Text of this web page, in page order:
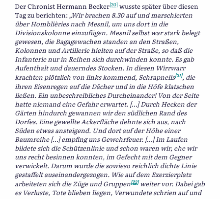
Der Chronist Hermann Becker[20] wusste später über diesen
Tag zu berichten: „Wir brachen 8.30 auf und marschierten
über Homblièries nach Mesnil, um uns dort in die
Divisionskolonne einzufügen. Mesnil selbst war stark belegt
gewesen, die Bagagewachen standen an den Straßen,
Kolonnen und Artillerie hielten auf der Straße, so daß die
Infanterie nur in Reihen sich durchwinden konnte. Es gab
Aufenthalt und dauerndes Stocken. In diesen Wirrwarr
krachten plötzlich von links kommend, Schrapnells[21], die
ihren Eisenregen auf die Dächer und in die Höfe klatschen
ließen. Ein unbeschreibliches Durcheinander! Von der Seite
hatte niemand eine Gefahr erwartet. […] Durch Hecken der
Gärten hindurch gewannen wir den südlichen Rand des
Dorfes. Eine gewellte Ackerfläche dehnte sich aus, nach
Süden etwas ansteigend. Und dort auf der Höhe einer
Baumreihe […] empfing uns Gewehrfeuer. […] Im Laufen
bildete sich die Schützenlinie und schon waren wir, ehe wir
uns recht besinnen konnten, im Gefecht mit dem Gegner
verwickelt. Darum wurde die sowieso reichlich dichte Linie
gestaffelt auseinandergezogen. Wie auf dem Exerzierplatz
arbeiteten sich die Züge und Gruppen[22]weiter vor. Dabei gab
es Verluste, Tote blieben liegen, Verwundete schrien auf und